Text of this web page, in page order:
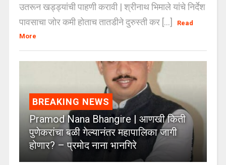
उतरून खड्ड्यांची पाहणी करावी | श्रीनाथ भिमाले यांचे निर्देश
पावसाचा जोर कमी होताच तातडीने दुरुस्ती कर [...]
Read
More
BREAKING NEWS
Pramod Nana Bhangire | आणखी किती
पुणेकरांचा बळी गेल्यानंतर महापालिका जागी
होणार? – प्रमोद नाना भानगिरे